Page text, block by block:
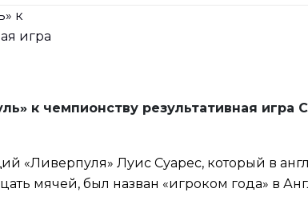
к чемпионству результативная игра
«Ливерпуля» Луис Суарес, который в
мячей, был назван «игроком года» в